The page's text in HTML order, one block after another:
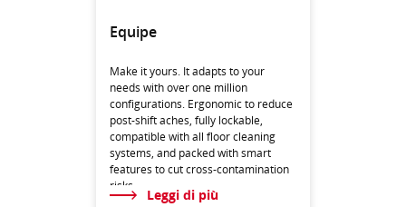
Equipe
Make it yours. It adapts to your
needs with over one million
configurations. Ergonomic to reduce
post-shift aches, fully lockable,
compatible with all floor cleaning
systems, and packed with smart
features to cut cross-contamination
risks.
Leggi di più